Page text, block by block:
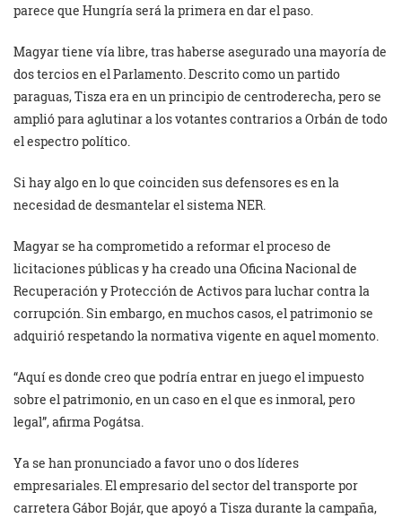
parece que Hungría será la primera en dar el paso.
Magyar tiene vía libre, tras haberse asegurado una mayoría de
dos tercios en el Parlamento. Descrito como un partido
paraguas, Tisza era en un principio de centroderecha, pero se
amplió para aglutinar a los votantes contrarios a Orbán de todo
el espectro político.
Si hay algo en lo que coinciden sus defensores es en la
necesidad de desmantelar el sistema NER.
Magyar se ha comprometido a reformar el proceso de
licitaciones públicas y ha creado una Oficina Nacional de
Recuperación y Protección de Activos para luchar contra la
corrupción. Sin embargo, en muchos casos, el patrimonio se
adquirió respetando la normativa vigente en aquel momento.
“Aquí es donde creo que podría entrar en juego el impuesto
sobre el patrimonio, en un caso en el que es inmoral, pero
legal”, afirma Pogátsa.
Ya se han pronunciado a favor uno o dos líderes
empresariales. El empresario del sector del transporte por
carretera Gábor Bojár, que apoyó a Tisza durante la campaña,